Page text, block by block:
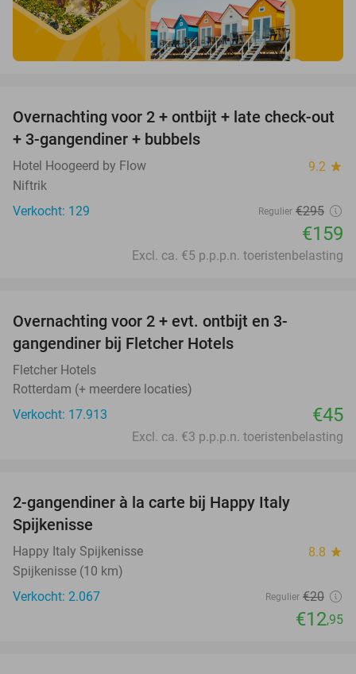
46%
Overnachting voor 2 + ontbijt + late check-out
+ 3-gangendiner + bubbels
Hotel Hoogeerd by Flow 9.2 star
Niftrik
Verkocht: 129
Regulier €295
€159
Excl. ca. €5 p.p.p.n. toeristenbelasting
Overnachting voor 2 + evt. ontbijt en 3-
gangendiner bij Fletcher Hotels
Fletcher Hotels
Rotterdam (+ meerdere locaties)
Verkocht: 17.913
€45
Excl. ca. €3 p.p.p.n. toeristenbelasting
2-gangendiner à la carte bij Happy Italy
Spijkenisse
Happy Italy Spijkenisse 8.8 star
Spijkenisse (10 km)
Verkocht: 2.067
Regulier €20
€12,95